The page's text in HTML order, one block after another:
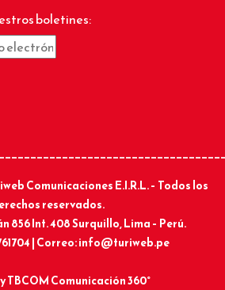
boletines:
Comunicaciones E.I.R.L. – Todos los
reservados.
856 Int. 408 Surquillo, Lima – Perú.
| Correo: info@turiweb.pe
TBCOM Comunicación 360°